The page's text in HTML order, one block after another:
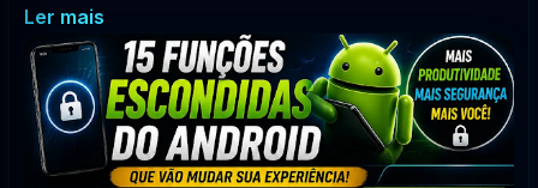
Ler mais